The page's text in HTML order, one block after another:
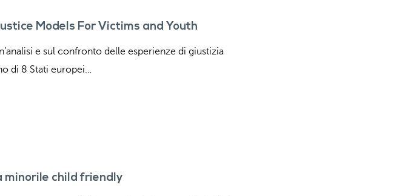
Models For Victims and Youth
e sul confronto delle esperienze di giustizia
di 8 Stati europei…
minorile child friendly